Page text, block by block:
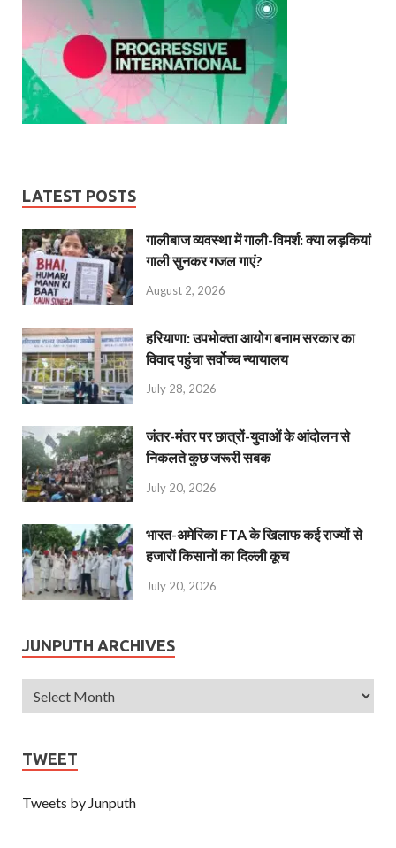
LATEST POSTS
गालीबाज व्‍यवस्‍था में गाली-विमर्श: क्या लड़कियां
गाली सुनकर गजल गाएं?
August 2, 2026
हरियाणा: उपभोक्ता आयोग बनाम सरकार का
विवाद पहुंचा सर्वोच्च न्यायालय
July 28, 2026
जंतर-मंतर पर छात्रों-युवाओं के आंदोलन से
निकलते कुछ जरूरी सबक
July 20, 2026
भारत-अमेरिका FTA के खिलाफ कई राज्यों से
हजारों किसानों का दिल्ली कूच
July 20, 2026
JUNPUTH ARCHIVES
TWEET
Tweets by Junputh